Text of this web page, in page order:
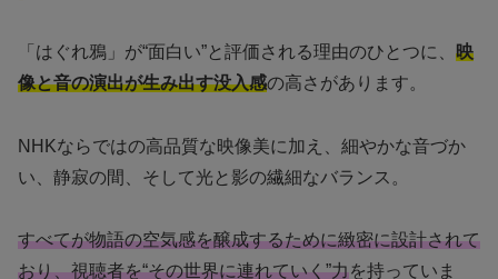
「はぐれ鴉」が“面白い”と評価される理由のひとつに、 映
像と音の演出が生み出す没入感の高さがあります。
NHKならではの高品質な映像美に加え、細やかな音づか
い、静寂の間、そして光と影の繊細なバランス。
すべてが物語の空気感を醸成するために緻密に設計されて
おり、視聴者を“その世界に連れていく”力を持っていま